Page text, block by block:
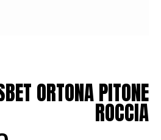
ORTONA PITONE
ROCCIA